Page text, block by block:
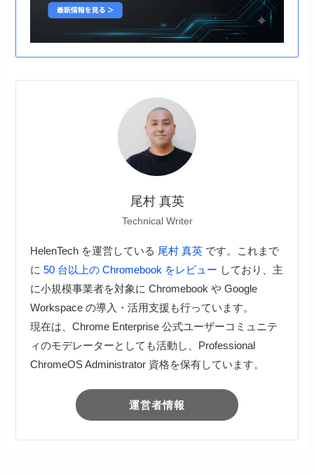
尾村 真英
Technical Writer
HelenTech を運営している 尾村 真英です。これまで
に 50 台以上の Chromebook をレビュー しており、主
に小規模事業者を対象に Chromebook や Google
Workspace の導入・活用支援も行っています。
現在は、Chrome Enterprise 公式ユーザーコミュニテ
ィのモデレーターとしても活動し、Professional
ChromeOS Administrator 資格を保有しています。
運営者情報